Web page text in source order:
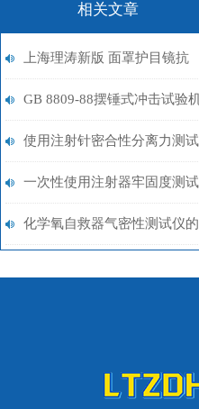
相关文章
上海理涛新版 面罩护目镜抗
冲击性能测试仪 测试范围 主
要特征 主要指标
GB 8809-88摆锤式冲击试验
操作步骤
使用注射针密合性分离力测试
仪都有哪些优势？一起来上海
理涛探讨一下吧
一次性使用注射器牢固度测试
仪 严格执行国家标准 上海理
化学氧自救器气密性测试仪的